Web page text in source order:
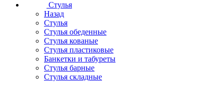
Стулья
Назад
Стулья
Стулья обеденные
Стулья кованые
Стулья пластиковые
Банкетки и табуреты
Стулья барные
Стулья складные